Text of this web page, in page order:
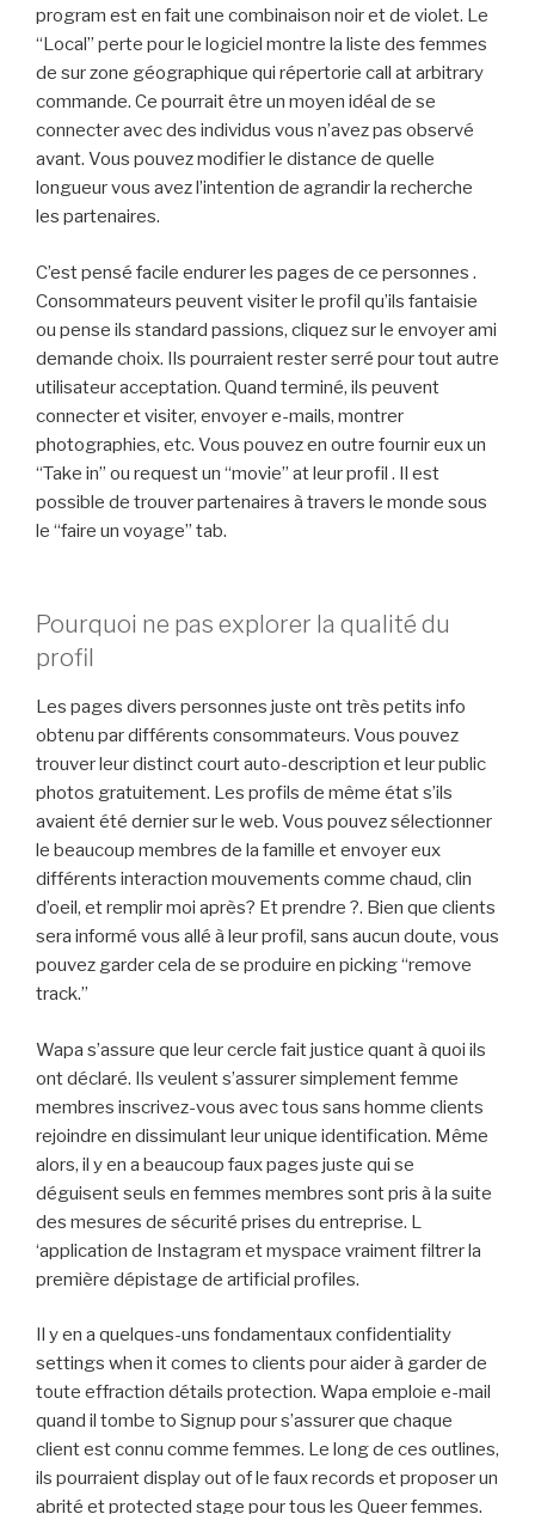
program est en fait une combinaison noir et de violet. Le
“Local” perte pour le logiciel montre la liste des femmes
de sur zone géographique qui répertorie call at arbitrary
commande. Ce pourrait être un moyen idéal de se
connecter avec des individus vous n’avez pas observé
avant. Vous pouvez modifier le distance de quelle
longueur vous avez l’intention de agrandir la recherche
les partenaires.
C’est pensé facile endurer les pages de ce personnes .
Consommateurs peuvent visiter le profil qu’ils fantaisie
ou pense ils standard passions, cliquez sur le envoyer ami
demande choix. Ils pourraient rester serré pour tout autre
utilisateur acceptation. Quand terminé, ils peuvent
connecter et visiter, envoyer e-mails, montrer
photographies, etc. Vous pouvez en outre fournir eux un
“Take in” ou request un “movie” at leur profil . Il est
possible de trouver partenaires à travers le monde sous
le “faire un voyage” tab.
Pourquoi ne pas explorer la qualité du
profil
Les pages divers personnes juste ont très petits info
obtenu par différents consommateurs. Vous pouvez
trouver leur distinct court auto-description et leur public
photos gratuitement. Les profils de même état s’ils
avaient été dernier sur le web. Vous pouvez sélectionner
le beaucoup membres de la famille et envoyer eux
différents interaction mouvements comme chaud, clin
d’oeil, et remplir moi après? Et prendre ?. Bien que clients
sera informé vous allé à leur profil, sans aucun doute, vous
pouvez garder cela de se produire en picking “remove
track.”
Wapa s’assure que leur cercle fait justice quant à quoi ils
ont déclaré. Ils veulent s’assurer simplement femme
membres inscrivez-vous avec tous sans homme clients
rejoindre en dissimulant leur unique identification. Même
alors, il y en a beaucoup faux pages juste qui se
déguisent seuls en femmes membres sont pris à la suite
des mesures de sécurité prises du entreprise. L
‘application de Instagram et myspace vraiment filtrer la
première dépistage de artificial profiles.
Il y en a quelques-uns fondamentaux confidentiality
settings when it comes to clients pour aider à garder de
toute effraction détails protection. Wapa emploie e-mail
quand il tombe to Signup pour s’assurer que chaque
client est connu comme femmes. Le long de ces outlines,
ils pourraient display out of le faux records et proposer un
abrité et protected stage pour tous les Queer femmes.